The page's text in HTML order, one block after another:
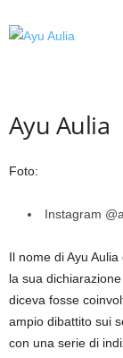
Ayu Aulia
Foto:
Instagram
Il nome di Ayu
la sua
diceva fosse
ampio dibattito sui
con una serie di